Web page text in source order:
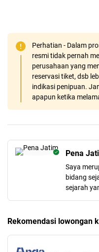
Perhatian - Dalam
resmi tidak pernah
perusahaan yang
reservasi tiket, dsb
indikasi penipuan.
apapun ketika
Pena
Saya
bidang
sejarah
Rekomendasi lowongan